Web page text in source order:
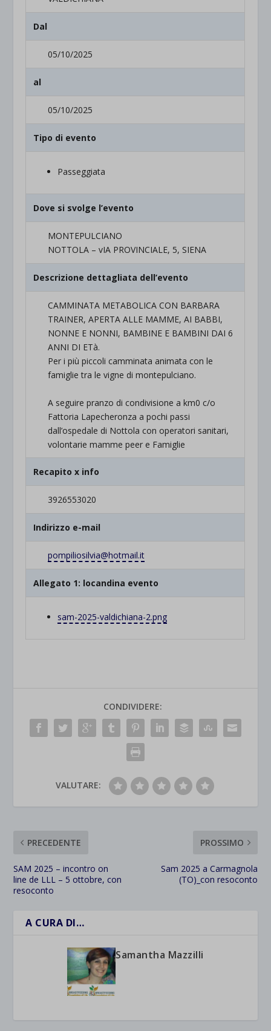
Dal
05/10/2025
al
05/10/2025
Tipo di evento
Passeggiata
Dove si svolge l’evento
MONTEPULCIANO
NOTTOLA – vIA PROVINCIALE, 5, SIENA
Descrizione dettagliata dell’evento
CAMMINATA METABOLICA CON BARBARA
TRAINER, APERTA ALLE MAMME, AI BABBI,
NONNE E NONNI, BAMBINE E BAMBINI DAI 6
ANNI DI ETà.
Per i più piccoli camminata animata con le
famiglie tra le vigne di montepulciano.
A seguire pranzo di condivisione a km0 c/o
Fattoria Lapecheronza a pochi passi
dall’ospedale di Nottola con operatori sanitari,
volontarie mamme peer e Famiglie
Recapito x info
3926553020
Indirizzo e-mail
pompiliosilvia@hotmail.it
Allegato 1: locandina evento
sam-2025-valdichiana-2.png
CONDIVIDERE:
VALUTARE:
PRECEDENTE
SAM 2025 – incontro on
line de LLL – 5 ottobre, con
resoconto
PROSSIMO
Sam 2025 a Carmagnola
(TO)_con resoconto
A CURA DI…
Samantha Mazzilli